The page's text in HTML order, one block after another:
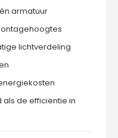
armatuur
lichtverdeling
de efficiëntie in